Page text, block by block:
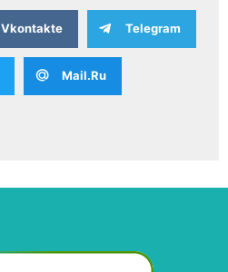
Vkontakte Telegram
Mail.Ru